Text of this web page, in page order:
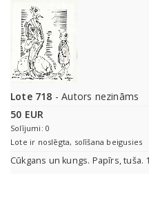
Lote 718 - Autors nezināms
50 EUR
Solījumi: 0
Lote ir noslēgta, solīšana beigusies
Cūkgans un kungs. Papīrs, tuša.